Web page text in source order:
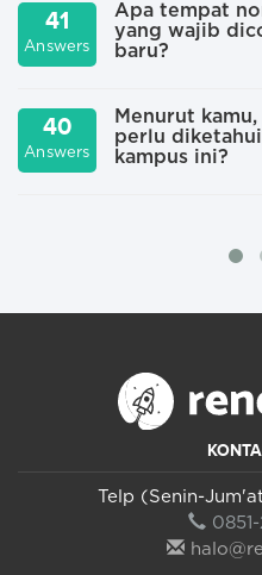
41
Answers
Apa tempat
yang wajib
baru?
40
Answers
Menurut
perlu
kampus ini?
Telp (Senin-
0851-